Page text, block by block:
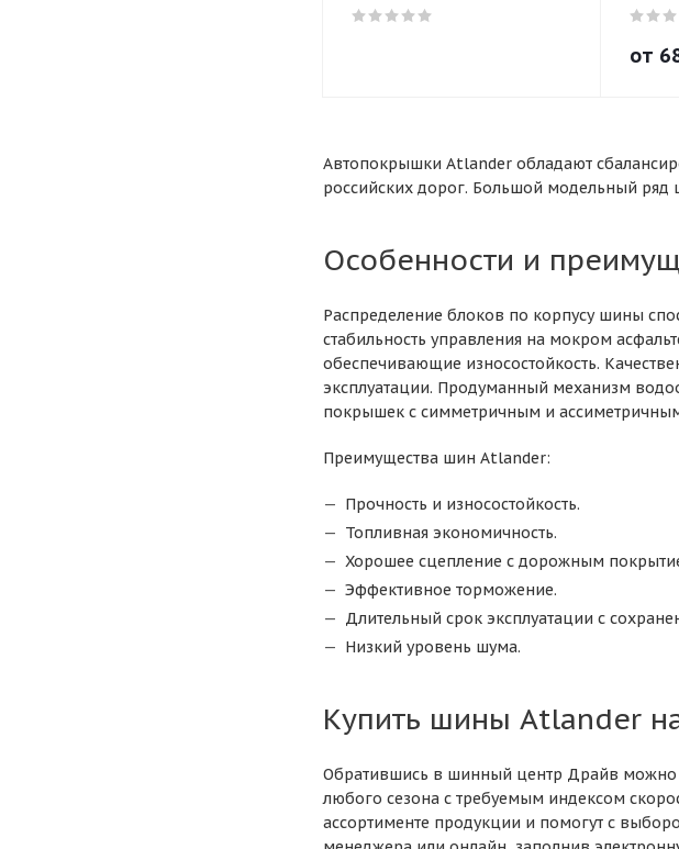
от
Автопокрышки Atlander обладают
российских дорог. Большой модельный ряд
Особенности и
Распределение блоков по корпусу шины
стабильность управления на мокром
обеспечивающие износостойкость.
эксплуатации. Продуманный механизм
покрышек с симметричным и
Преимущества шин Atlander:
Прочность и износостойкость.
Топливная экономичность.
Хорошее сцепление с дорожным
Эффективное торможение.
Длительный срок эксплуатации с
Низкий уровень шума.
Купить шины Atlander
Обратившись в шинный центр Драйв можно
любого сезона с требуемым индексом
ассортименте продукции и помогут с